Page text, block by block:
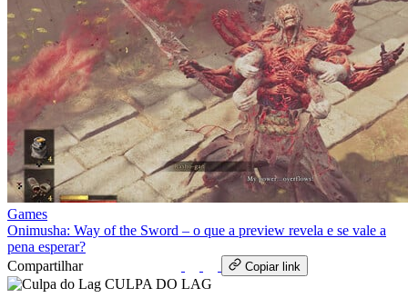
Games
Onimusha: Way of the Sword – o que a preview revela e se vale a
pena esperar?
Compartilhar
Copiar link
CULPA DO LAG